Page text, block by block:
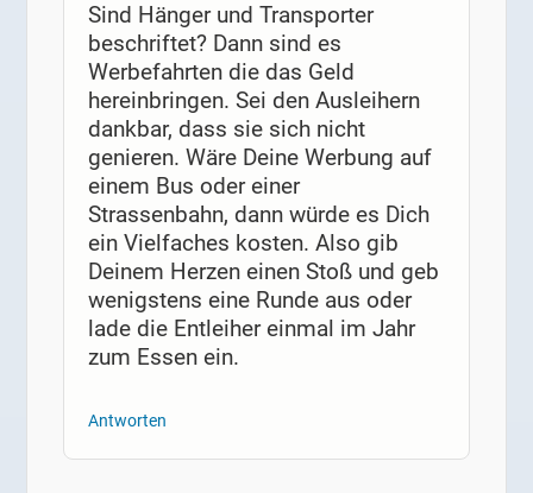
Sind Hänger und Transporter
beschriftet? Dann sind es
Werbefahrten die das Geld
hereinbringen. Sei den Ausleihern
dankbar, dass sie sich nicht
genieren. Wäre Deine Werbung auf
einem Bus oder einer
Strassenbahn, dann würde es Dich
ein Vielfaches kosten. Also gib
Deinem Herzen einen Stoß und geb
wenigstens eine Runde aus oder
lade die Entleiher einmal im Jahr
zum Essen ein.
Antworten